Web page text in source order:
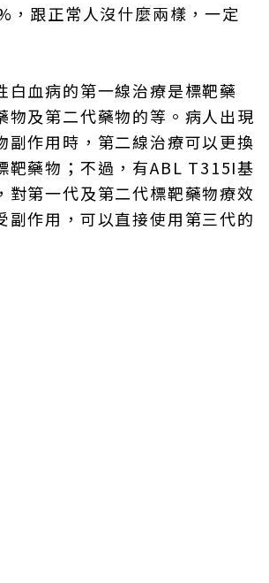
，跟正常人沒什麼兩樣，一定
白血病的第一線治療是標靶藥
物及第二代藥物的等。病人出現
副作用時，第二線治療可以更換
靶藥物；不過，有ABL T315I基
對第一代及第二代標靶藥物療效
副作用，可以直接使用第三代的